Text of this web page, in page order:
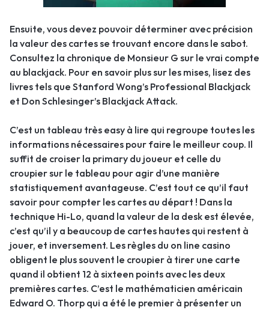
Ensuite, vous devez pouvoir déterminer avec précision
la valeur des cartes se trouvant encore dans le sabot.
Consultez la chronique de Monsieur G sur le vrai compte
au blackjack. Pour en savoir plus sur les mises, lisez des
livres tels que Stanford Wong’s Professional Blackjack
et Don Schlesinger’s Blackjack Attack.
C’est un tableau très easy à lire qui regroupe toutes les
informations nécessaires pour faire le meilleur coup. Il
suffit de croiser la primary du joueur et celle du
croupier sur le tableau pour agir d’une manière
statistiquement avantageuse. C’est tout ce qu’il faut
savoir pour compter les cartes au départ ! Dans la
technique Hi-Lo, quand la valeur de la desk est élevée,
c’est qu’il y a beaucoup de cartes hautes qui restent à
jouer, et inversement. Les règles du on line casino
obligent le plus souvent le croupier à tirer une carte
quand il obtient 12 à sixteen points avec les deux
premières cartes. C’est le mathématicien américain
Edward O. Thorp qui a été le premier à présenter un